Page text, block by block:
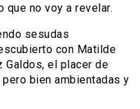
no voy a revelar.
sesudas
con Matilde
Galdos, el placer de
bien ambientadas y